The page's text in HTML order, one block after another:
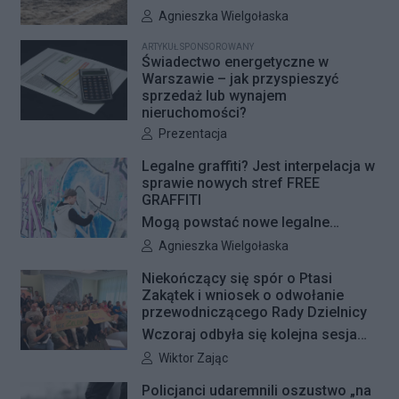
Woli i Żoliborza. Zarząd Dróg
remonty infrastruktury dla pieszych
i rowerzystów. Oferty w
przetargach zostały już otwarte, a
jeśli wszystko przebiegnie zgodnie
z planem, nowe nawierzchnie
pojawią się jeszcze w tym roku.
Autor artykułu:
Agnieszka Wielgołaska
ARTYKUŁ SPONSOROWANY
Świadectwo energetyczne w
Warszawie – jak przyspieszyć
sprzedaż lub wynajem
nieruchomości?
Autor artykułu:
Prezentacja
Legalne graffiti? Jest interpelacja w
sprawie nowych stref FREE
GRAFFITI
Mogą powstać nowe legalne
miejsca do wykonywania graffiti.
interpelację, w której proponuje
wyznaczenie kolejnych stref FREE
GRAFFITI we współpracy z
Zarządem Dróg Miejskich.
Autor artykułu:
Agnieszka Wielgołaska
Niekończący się spór o Ptasi
Zakątek i wniosek o odwołanie
przewodniczącego Rady Dzielnicy
Wczoraj odbyła się kolejna sesja
poświęcona procedowaniu
Autor artykułu:
Wiktor Zając
Policjanci udaremnili oszustwo „na